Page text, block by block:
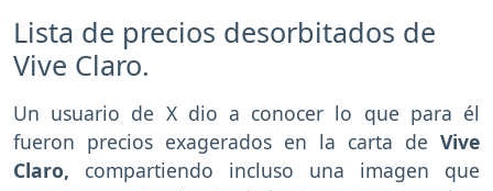
Lista de precios desorbitados de
Vive Claro.
Un usuario de X dio a conocer lo que para él
fueron precios exagerados en la carta de Vive
Claro, compartiendo incluso una imagen que